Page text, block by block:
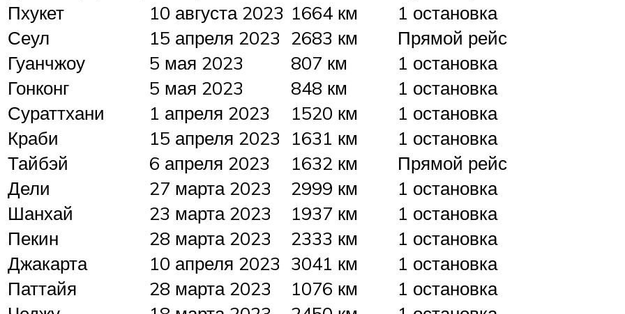
Пхукет
10 августа 2023 1664 км
1 остановка
Сеул
15 апреля 2023 2683 км
Прямой рейс
Гуанчжоу
5 мая 2023 807 км
1 остановка
Гонконг
5 мая 2023 848 км
1 остановка
Сураттхани
1 апреля 2023 1520 км
1 остановка
Краби
15 апреля 2023 1631 км
1 остановка
Тайбэй
6 апреля 2023 1632 км
Прямой рейс
Дели
27 марта 2023 2999 км
1 остановка
Шанхай
23 марта 2023 1937 км
1 остановка
Пекин
28 марта 2023 2333 км
1 остановка
Джакарта
10 апреля 2023 3041 км
1 остановка
Паттайя
28 марта 2023 1076 км
1 остановка